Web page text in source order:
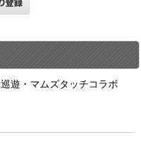
遊・マムズタッチコラボ